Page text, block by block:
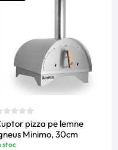
pizza pe lemne
Minimo, 30cm
stoc